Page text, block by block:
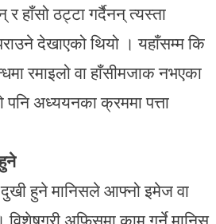
र हाँसो ठट्टा गर्दैनन् त्यस्ता
देखाएको थियो । यहाँसम्म कि
रमाइलो वा हाँसीमजाक नभएका
पनि अध्ययनका क्रममा पत्ता
दुखी हुने मानिसले आफ्नो इमेज वा